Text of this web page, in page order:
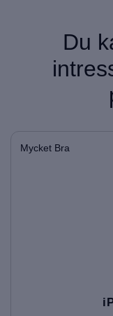
Du
Mycket Bra